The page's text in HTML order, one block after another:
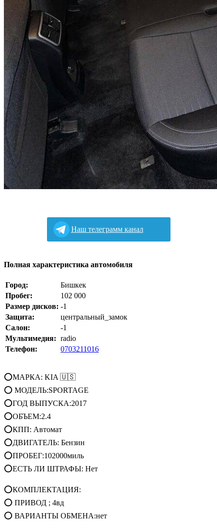
Наш телеграмм канал
Полная характеристика автомобиля
Город:
Бишкек
Пробег:
102 000
Размер дисков: -1
Защита:
центральный_замок
Салон:
-1
Мультимедия: radio
Телефон:
0703211016
⭕МАРКА: KIA 🇺🇸
⭕ МОДЕЛЬ:SPORTAGE
⭕ГОД ВЫПУСКА:2017
⭕ОБЪЕМ:2.4
⭕КПП: Автомат
⭕ДВИГАТЕЛЬ: Бензин
⭕ПРОБЕГ:102000миль
⭕ЕСТЬ ЛИ ШТРАФЫ: Нет
⭕КОМПЛЕКТАЦИЯ:
⭕ ПРИВОД ; 4вд
⭕ ВАРИАНТЫ ОБМЕНА:нет